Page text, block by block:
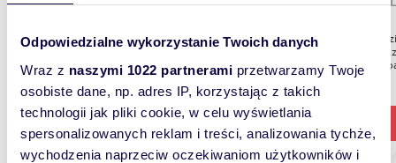
Odpowiedzialne wykorzystanie Twoich danych
Wraz z naszymi 1022 partnerami przetwarzamy Twoje
osobiste dane, np. adres IP, korzystając z takich
technologii jak pliki cookie, w celu wyświetlania
spersonalizowanych reklam i treści, analizowania tychże,
wychodzenia naprzeciw oczekiwaniom użytkowników i
Zeus